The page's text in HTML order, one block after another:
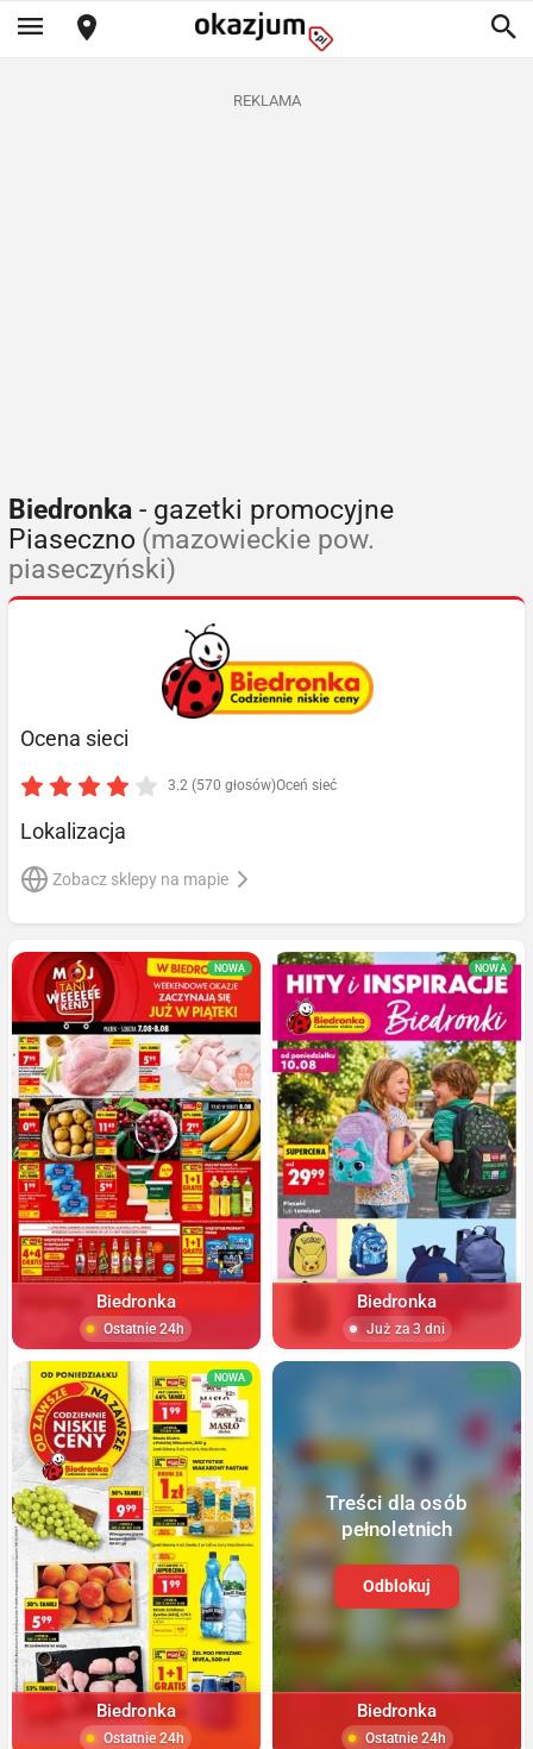
REKLAMA
Biedronka - gazetki promocyjne
Piaseczno (mazowieckie pow.
piaseczyński)
Ocena sieci
3.2 (570 głosów)Oceń sieć
Lokalizacja
Zobacz sklepy na mapie
NOWA
Biedronka
Ostatnie 24h
NOWA
Biedronka
Już za 3 dni
NOWA
Biedronka
Ostatnie 24h
Treści dla osób
pełnoletnich
Odblokuj
Biedronka
Ostatnie 24h